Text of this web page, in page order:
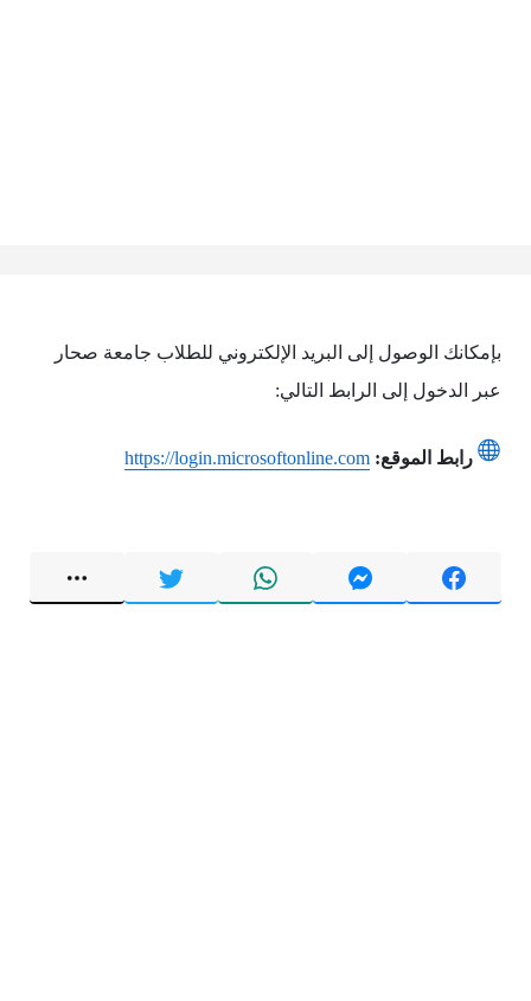
بإمكانك الوصول إلى البريد الإلكتروني للطلاب جامعة صحار
عبر الدخول إلى الرابط التالي:
رابط الموقع: https://login.microsoftonline.com